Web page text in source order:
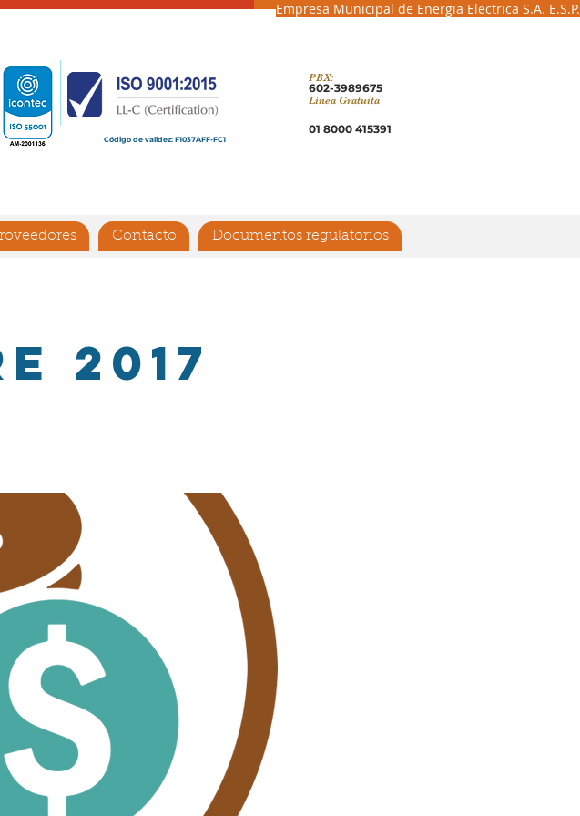
Empresa Municipal de Energia Electrica S.A. E.S.P.
Código de validez: F1037AFF-FC1
PBX:
Línea Gratuita
602-3989675
01 8000 415391
Contacto Documentos regulatorios
2017